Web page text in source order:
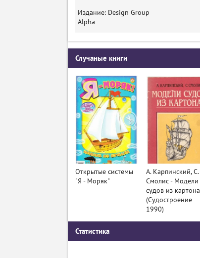
Издание: Design Group
Alpha
Случаные книги
Открытые системы
"Я - Моряк"
А. Карпинский, С.
Смолис - Модели
судов из картона
(Судостроение
1990)
Статистика